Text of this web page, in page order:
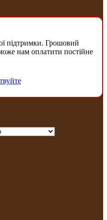
підтримки. Грошовий
нам оплатити постійне